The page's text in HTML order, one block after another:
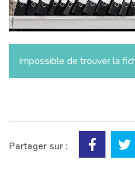
Impossible de trouver la
Partager sur :